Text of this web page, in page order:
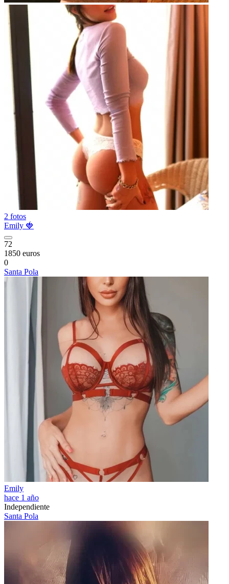
2 fotos
Emily 🍓
72
1850 euros
0
Santa Pola
Emily
hace 1 año
Independiente
Santa Pola